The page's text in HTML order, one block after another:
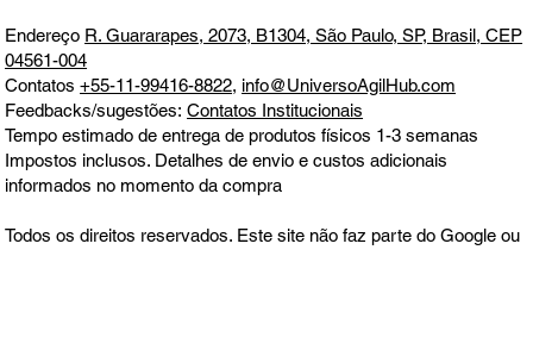
UNIVERSO ÁGIL - SEU HUB DE AGILIDADE
EndereçoR. Guararapes, 2073, B1304, São Paulo, SP, Brasil, CEP
04561-004
Contatos+55-11-99416-8822,info@UniversoAgilHub.com
Feedbacks/sugestões:Contatos Institucionais
Tempo estimado de entrega de produtos físicos 1-3 semanas
informados no momento da compra